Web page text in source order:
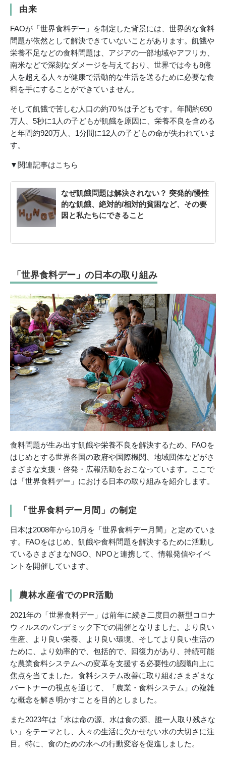
由来
FAOが「世界食料デー」を制定した背景には、世界的な食料
問題が依然として解決できていないことがあります。飢餓や
栄養不足などの食料問題は、アジアの一部地域やアフリカ、
南米などで深刻なダメージを与えており、世界では今も8億
人を超える人々が健康で活動的な生活を送るために必要な食
料を手にすることができていません。
そして飢餓で苦しむ人口の約70％は子どもです。年間約690
万人、5秒に1人の子どもが飢餓を原因に、栄養不良を含める
と年間約920万人、1分間に12人の子どもの命が失われていま
す。
▼関連記事はこちら
なぜ飢餓問題は解決されない？ 突発的/慢性
的な飢餓、絶対的/相対的貧困など、その要
因と私たちにできること
「世界食料デー」の日本の取り組み
食料問題が生み出す飢餓や栄養不良を解決するため、FAOを
はじめとする世界各国の政府や国際機関、地域団体などがさ
まざまな支援・啓発・広報活動をおこなっています。ここで
は「世界食料デー」における日本の取り組みを紹介します。
「世界食料デー月間」の制定
日本は2008年から10月を「世界食料デー月間」と定めていま
す。FAOをはじめ、飢餓や食料問題を解決するために活動し
ているさまざまなNGO、NPOと連携して、情報発信やイベ
ントを開催しています。
農林水産省でのPR活動
2021年の「世界食料デー」は前年に続き二度目の新型コロナ
ウィルスのパンデミック下での開催となりました。より良い
生産、より良い栄養、より良い環境、そしてより良い生活の
ために、より効率的で、包括的で、回復力があり、持続可能
な農業食料システムへの変革を支援する必要性の認識向上に
焦点を当てました。食料システム改善に取り組むさまざまな
パートナーの視点を通じて、「農業・食料システム」の複雑
な概念を解き明かすことを目的としました。
また2023年は「水は命の源、水は食の源、誰一人取り残さな
い」をテーマとし、人々の生活に欠かせない水の大切さに注
目。特に、食のための水への行動変容を促進しました。